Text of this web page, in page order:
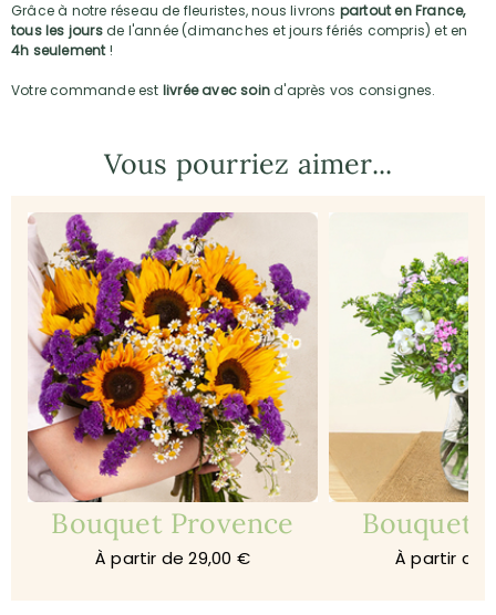
Grâce à notre réseau de fleuristes, nous livrons partout en France,
tous les joursde l'année (dimanches et jours fériés compris) et en
4h seulement!
Votre commande est livrée avec soind'après vos consignes.
Vous pourriez aimer...
Bouquet Provence
À partir de 29,00 €
Bouquet
À partir de